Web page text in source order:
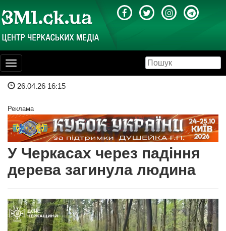
Toggle
navigation
26.04.26 16:15
Реклама
У Черкасах через падіння
дерева загинула людина